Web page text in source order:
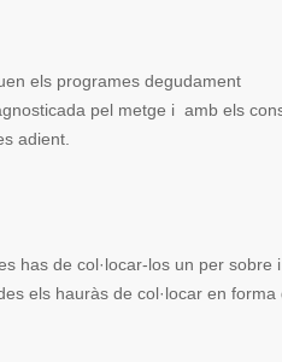
els programes degudament
pel metge i amb els
adient.
has de col·locar-los un per sobre i
els hauràs de col·locar en forma